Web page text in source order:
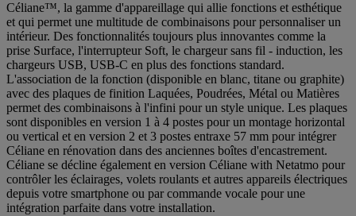
Céliane™, la gamme d'appareillage qui allie fonctions et esthétique
et qui permet une multitude de combinaisons pour personnaliser un
intérieur. Des fonctionnalités toujours plus innovantes comme la
prise Surface, l'interrupteur Soft, le chargeur sans fil - induction, les
chargeurs USB, USB-C en plus des fonctions standard.
L'association de la fonction (disponible en blanc, titane ou graphite)
avec des plaques de finition Laquées, Poudrées, Métal ou Matières
permet des combinaisons à l'infini pour un style unique. Les plaques
sont disponibles en version 1 à 4 postes pour un montage horizontal
ou vertical et en version 2 et 3 postes entraxe 57 mm pour intégrer
Céliane en rénovation dans des anciennes boîtes d'encastrement.
Céliane se décline également en version Céliane with Netatmo pour
contrôler les éclairages, volets roulants et autres appareils électriques
depuis votre smartphone ou par commande vocale pour une
intégration parfaite dans votre installation.